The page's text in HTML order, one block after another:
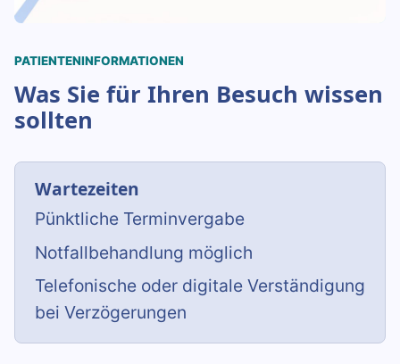
PATIENTENINFORMATIONEN
Was Sie für Ihren Besuch wissen
sollten
Wartezeiten
Pünktliche Terminvergabe
Notfallbehandlung möglich
Telefonische oder digitale Verständigung
bei Verzögerungen